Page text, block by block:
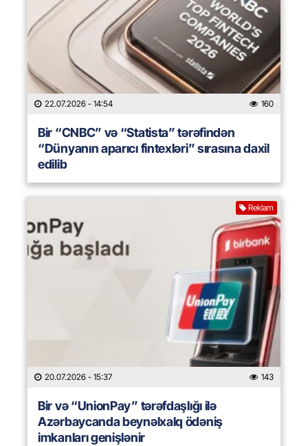
22.07.2026 - 14:54 160
Bir “CNBC” və “Statista” tərəfindən
“Dünyanın aparıcı fintexləri” sırasına daxil
edilib
Reklam
20.07.2026 - 15:37 143
Bir və “UnionPay” tərəfdaşlığı ilə
Azərbaycanda beynəlxalq ödəniş
imkanları genişlənir